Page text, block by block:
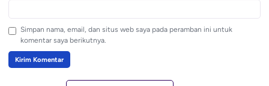
Simpan nama, email, dan situs web saya pada peramban ini untuk
komentar saya berikutnya.